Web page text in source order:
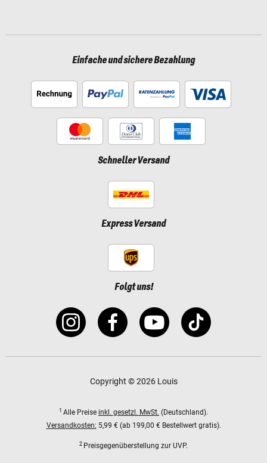
Einfache und sichere Bezahlung
Schneller Versand
Express Versand
Folgt uns!
Copyright © 2026 Louis
1 Alle Preise inkl. gesetzl. MwSt. (Deutschland).
Versandkosten: 5,99 € (ab 199,00 € Bestellwert gratis).
2 Preisgegenüberstellung zur UVP.